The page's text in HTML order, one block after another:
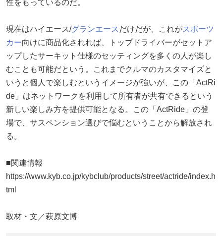
性をもっているのだ。
現在はハイエース/グランエース だけだが、これがスポーツ
カー向けに商品化されれば、トップドライバーがセットア
ップしたサーキット仕様のセッティングを多くの人が楽し
むことも可能だという。これまでクルマのカスタマイズと
いうと個人で楽しむというイメージが強いが、この「ActRi
de」はネットワークを利用して所有者が共有できるという
新しい楽しみ方を提供可能となる。この「ActRide」の登
場で、サスペンション選びで悩むということから解放され
る。
■関連情報
https://www.kyb.co.jp/kybclub/products/street/actride/index.h
tml
取材・文／萩原文博